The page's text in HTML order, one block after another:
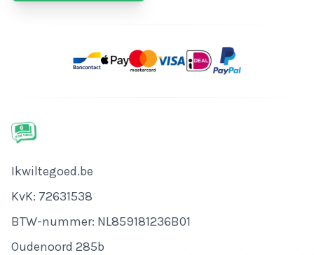
Bedrijfsnaam
Ikwiltegoed.be
KvK-nummer
KvK: 72631538
Btw-nummer
BTW-nummer: NL859181236B01
Adres
Oudenoord 285b